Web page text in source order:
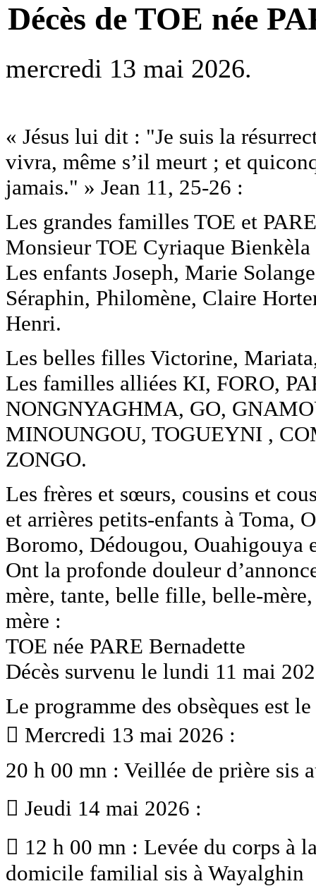
Décès de TOE née
mercredi 13 mai 2026.
« Jésus lui dit : "Je suis la
vivra, même s’il meurt ; et
jamais." » Jean 11, 25-26 :
Les grandes familles TOE et
Monsieur TOE Cyriaque Bienkèla
Les enfants Joseph, Marie
Séraphin, Philomène, Claire
Henri.
Les belles filles Victorine,
Les familles alliées KI, FORO,
NONGNYAGHMA, GO,
MINOUNGOU, TOGUEYNI ,
ZONGO.
Les frères et sœurs, cousins et
et arrières petits-enfants à Toma,
Boromo, Dédougou, Ouahigouya
Ont la profonde douleur
mère, tante, belle fille, belle-
mère :
TOE née PARE Bernadette
Décès survenu le lundi 11 mai
Le programme des obsèques est
 Mercredi 13 mai 2026 :
20 h 00 mn : Veillée de prière sis
 Jeudi 14 mai 2026 :
 12 h 00 mn : Levée du corps à
domicile familial sis à Wayalghin